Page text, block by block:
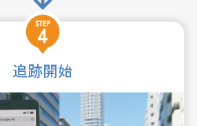
追跡開始